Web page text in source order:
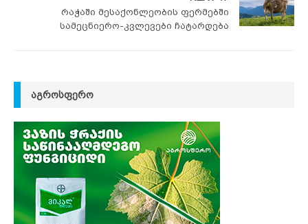
რაჭაში მესაქონლეობის ფერმებში
სამეცნიერო-კვლევები ჩატარდება
ᲐᲒᲠᲝᲡᲤᲔᲠᲝ